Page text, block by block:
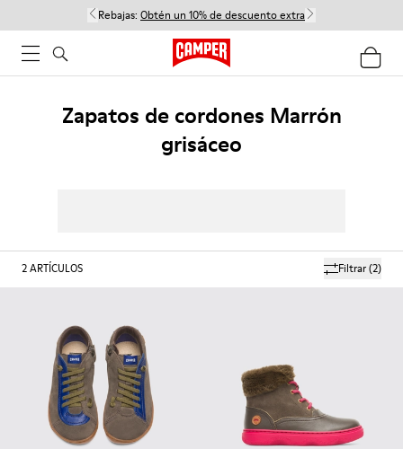
Rebajas: Obtén un 10% de descuento extra
Zapatos de cordones Marrón
grisáceo
Filtrar(2)
2ARTÍCULOS